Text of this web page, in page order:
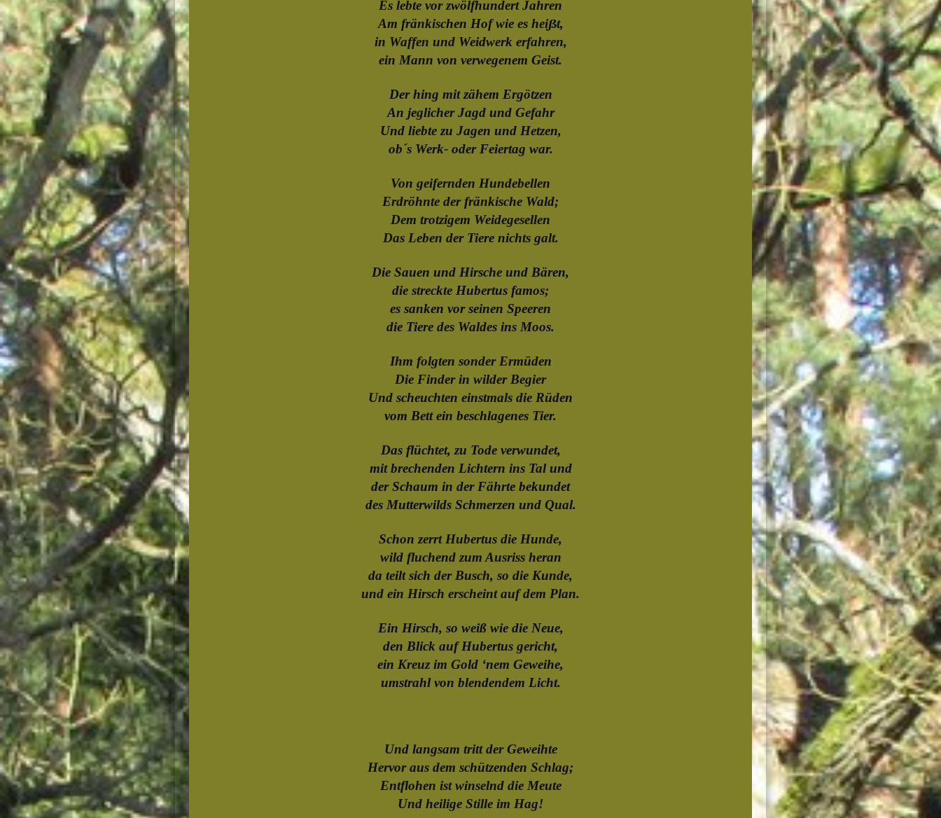
Es lebte vor zwölfhundert Jahren
Am fränkischen Hof wie es heißt,
in Waffen und Weidwerk erfahren,
ein Mann von verwegenem Geist.
Der hing mit zähem Ergötzen
An jeglicher Jagd und Gefahr
Und liebte zu Jagen und Hetzen,
ob´s Werk- oder Feiertag war.
Von geifernden Hundebellen
Erdröhnte der fränkische Wald;
Dem trotzigem Weidegesellen
Das Leben der Tiere nichts galt.
Die Sauen und Hirsche und Bären,
die streckte Hubertus famos;
es sanken vor seinen Speeren
die Tiere des Waldes ins Moos.
Ihm folgten sonder Ermüden
Die Finder in wilder Begier
Und scheuchten einstmals die Rüden
vom Bett ein beschlagenes Tier.
Das flüchtet, zu Tode verwundet,
mit brechenden Lichtern ins Tal und
der Schaum in der Fährte bekundet
des Mutterwilds Schmerzen und Qual.
Schon zerrt Hubertus die Hunde,
wild fluchend zum Ausriss heran
da teilt sich der Busch, so die Kunde,
und ein Hirsch erscheint auf dem Plan.
Ein Hirsch, so weiß wie die Neue,
den Blick auf Hubertus gericht,
ein Kreuz im Gold ‘nem Geweihe,
umstrahl von blendendem Licht.
Und langsam tritt der Geweihte
Hervor aus dem schützenden Schlag;
Entflohen ist winselnd die Meute
Und heilige Stille im Hag!